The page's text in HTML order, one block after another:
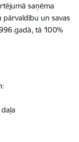
saņēma
un savas
tā 100%